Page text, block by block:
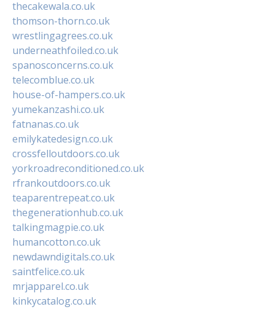
thecakewala.co.uk
thomson-thorn.co.uk
wrestlingagrees.co.uk
underneathfoiled.co.uk
spanosconcerns.co.uk
telecomblue.co.uk
house-of-hampers.co.uk
yumekanzashi.co.uk
fatnanas.co.uk
emilykatedesign.co.uk
crossfelloutdoors.co.uk
yorkroadreconditioned.co.uk
rfrankoutdoors.co.uk
teaparentrepeat.co.uk
thegenerationhub.co.uk
talkingmagpie.co.uk
humancotton.co.uk
newdawndigitals.co.uk
saintfelice.co.uk
mrjapparel.co.uk
kinkycatalog.co.uk